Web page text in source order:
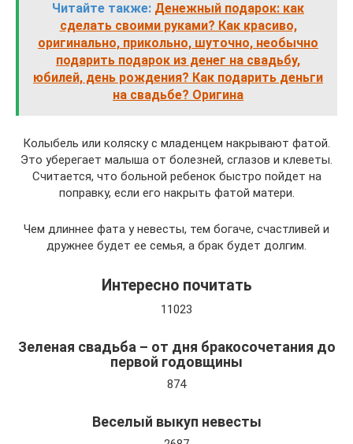
Читайте также: Денежный подарок: как
сделать своими руками? Как красиво,
оригинально, прикольно, шуточно, необычно
подарить подарок из денег на свадьбу,
юбилей, день рождения? Как подарить деньги
на свадьбе? Оригина
Колыбель или коляску с младенцем накрывают фатой.
Это уберегает малыша от болезней, сглазов и клеветы.
Считается, что больной ребенок быстро пойдет на
поправку, если его накрыть фатой матери.
Чем длиннее фата у невесты, тем богаче, счастливей и
дружнее будет ее семья, а брак будет долгим.
Интересно почитать
11023
Зеленая свадьба – от дня бракосочетания до
первой годовщины
874
Веселый выкуп невесты